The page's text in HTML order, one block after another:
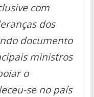
com
dos
documento
ministros
o
se no país